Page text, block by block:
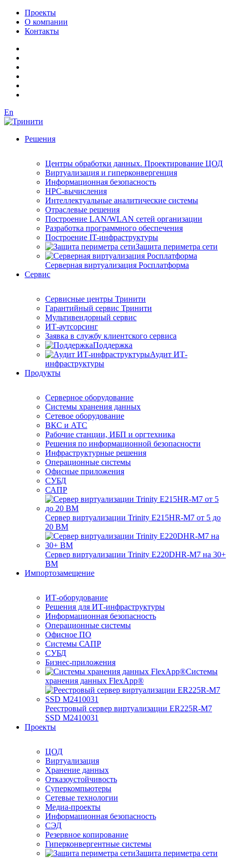
Проекты
О компании
Контакты
En
Решения
Центры обработки данных. Проектирование ЦОД
Виртуализация и гиперконвергенция
Информационная безопасность
HPC-вычисления
Интеллектуальные аналитические системы
Отраслевые решения
Построение LAN/WLAN сетей организации
Разработка программного обеспечения
Построение IT-инфраструктуры
Защита периметра сети
Серверная виртуализация Росплатформа
Сервис
Сервисные центры Тринити
Гарантийный сервис Тринити
Мультивендорный сервис
ИТ-аутсорсинг
Заявка в службу клиентского сервиса
Поддержка
Аудит ИТ-
инфраструктуры
Продукты
Серверное оборудование
Системы хранения данных
Сетевое оборудование
ВКС и АТС
Рабочие станции, ИБП и оргтехника
Решения по информационной безопасности
Инфраструктурные решения
Операционные системы
Офисные приложения
СУБД
САПР
Сервер виртуализации Trinity E215HR-M7 от 5 до
20 ВМ
Сервер виртуализации Trinity E220DHR-M7 на 30+
ВМ
Импортозамещение
ИТ-оборудование
Решения для ИТ-инфраструктуры
Информационная безопасность
Операционные системы
Офисное ПО
Системы САПР
СУБД
Бизнес-приложения
Системы
хранения данных FlexApp®
Реестровый сервер виртуализации ER225R-M7
SSD М2410031
Проекты
ЦОД
Виртуализация
Хранение данных
Отказоустойчивость
Суперкомпьютеры
Сетевые технологии
Медиа-проекты
Информационная безопасность
СЭД
Резервное копирование
Гиперконвергентные системы
Защита периметра сети